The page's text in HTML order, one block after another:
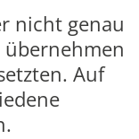
nicht genau
Auf